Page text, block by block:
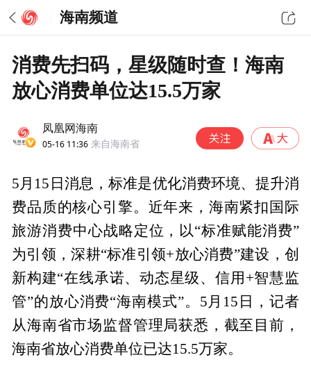
海南频道
消费先扫码，星级随时查！海南
放心消费单位达15.5万家
凤凰网海南
05-16 11:36 来自海南省
5月15日消息，标准是优化消费环境、提升消
费品质的核心引擎。近年来，海南紧扣国际
旅游消费中心战略定位，以“标准赋能消费”
为引领，深耕“标准引领+放心消费”建设，创
新构建“在线承诺、动态星级、信用+智慧监
管”的放心消费“海南模式”。5月15日，记者
从海南省市场监督管理局获悉，截至目前，
海南省放心消费单位已达15.5万家。